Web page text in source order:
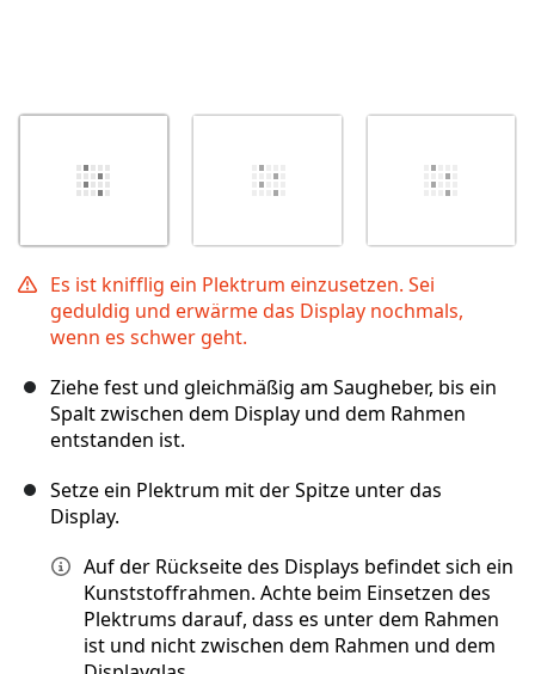
Es ist knifflig ein Plektrum einzusetzen. Sei
geduldig und erwärme das Display nochmals,
wenn es schwer geht.
Ziehe fest und gleichmäßig am Saugheber, bis ein
Spalt zwischen dem Display und dem Rahmen
entstanden ist.
Setze ein Plektrum mit der Spitze unter das
Display.
Auf der Rückseite des Displays befindet sich ein
Kunststoffrahmen. Achte beim Einsetzen des
Plektrums darauf, dass es unter dem Rahmen
ist und nicht zwischen dem Rahmen und dem